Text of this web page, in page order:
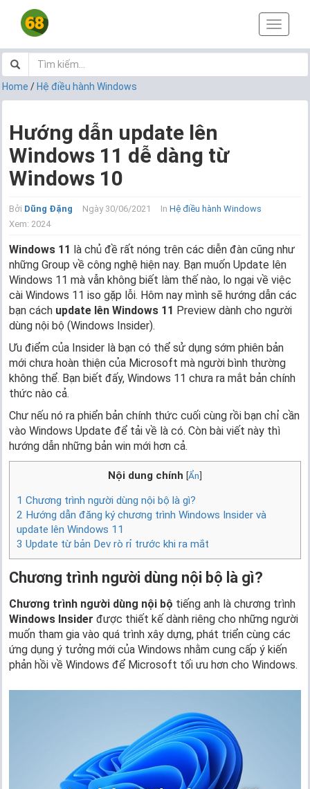
T
o
g
Home / Hệ điều hành Windows
Hướng dẫn update lên
Windows 11 dễ dàng từ
Windows 10
Bởi Dũng Đặng Ngày 30/06/2021 In Hệ điều hành Windows
Xem: 2024
Windows 11 là chủ đề rất nóng trên các diễn đàn cũng như
những Group về công nghệ hiện nay. Bạn muốn Update lên
Windows 11 mà vẫn không biết làm thế nào, lo ngại về việc
cài Windows 11 iso gặp lỗi. Hôm nay mình sẽ hướng dẫn các
bạn cách update lên Windows 11 Preview dành cho người
dùng nội bộ (Windows Insider).
Ưu điểm của Insider là bạn có thể sử dụng sớm phiên bản
mới chưa hoàn thiện của Microsoft mà người bình thường
không thể. Bạn biết đấy, Windows 11 chưa ra mắt bản chính
thức nào cả.
Chư nếu nó ra phiển bản chính thức cuối cùng rồi bạn chỉ cần
vào Windows Update để tải về là có. Còn bài viết này thì
hướng dẫn những bản win mới hơn cả.
Nội dung chính [Ẩn]
1 Chương trình người dùng nội bộ là gì?
2 Hướng dẫn đăng ký chương trình Windows Insider và
update lên Windows 11
3 Update từ bản Dev rò rỉ trước khi ra mắt
Chương trình người dùng nội bộ là gì?
Chương trình người dùng nội bộ tiếng anh là chương trình
Windows Insider được thiết kế dành riêng cho những người
muốn tham gia vào quá trình xây dựng, phát triển cùng các
ứng dụng ý tưởng mới của Windows nhằm cung cấp ý kiến
phản hồi về Windows để Microsoft tối ưu hơn cho Windows.